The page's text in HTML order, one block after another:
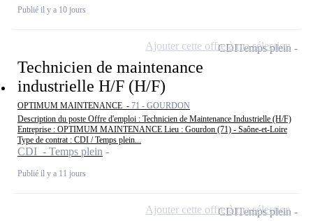
Publié il y a 10 jours
Technicien de maintenance
industrielle H/F (H/F)
OPTIMUM MAINTENANCE - 71 - GOURDON
Description du poste Offre d'emploi : Technicien de Maintenance Industrielle (H/F)
Entreprise : OPTIMUM MAINTENANCE Lieu : Gourdon (71) - Saône-et-Loire
Type de contrat : CDI / Temps plein...
CDI - Temps plein
Publié il y a 11 jours
CDITemps plein
Ajouter cette offre à ma sélection
CDITemps plein
Ajouter cette offre à ma sélection